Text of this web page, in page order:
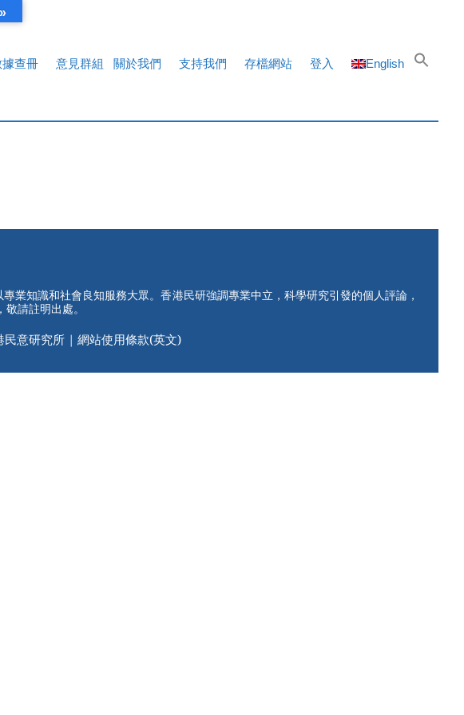
據查冊 意見群組 關於我們 支持我們 存檔網站 登入 English
知識和社會良知服務大眾。香港民研強調專業中立，科學研究引發的個人評論，
請註明出處。
意研究所 | 網站使用條款(英文)